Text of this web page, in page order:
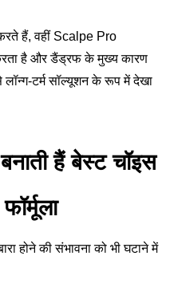
हैं, वहीं Scalpe Pro
है और डैंड्रफ के मुख्य कारण
टर्म सॉल्यूशन के रूप में देखा
हैं बेस्ट चॉइस
होने की संभावना को भी घटाने में